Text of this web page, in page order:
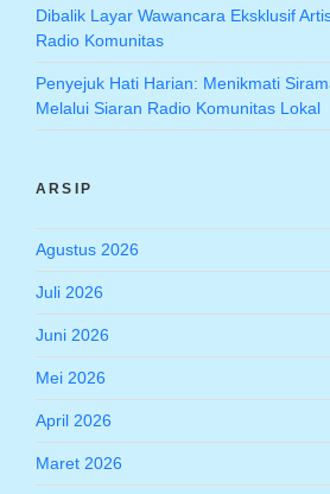
Dibalik Layar Wawancara Eksklusif
Radio Komunitas
Penyejuk Hati Harian: Menikmati
Melalui Siaran Radio Komunitas Lokal
ARSIP
Agustus 2026
Juli 2026
Juni 2026
Mei 2026
April 2026
Maret 2026